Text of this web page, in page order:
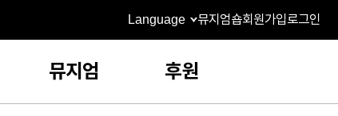
Language 뮤지엄숍회원가입로그인
뮤지엄 후원